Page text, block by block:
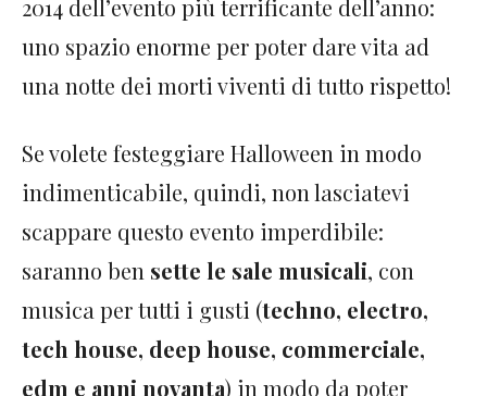
2014 dell’evento più terrificante dell’anno:
uno spazio enorme per poter dare vita ad
una notte dei morti viventi di tutto rispetto!
Se volete festeggiare Halloween in modo
indimenticabile, quindi, non lasciatevi
scappare questo evento imperdibile:
saranno ben sette le sale musicali, con
musica per tutti i gusti (techno, electro,
tech house, deep house, commerciale,
edm e anni novanta) in modo da poter